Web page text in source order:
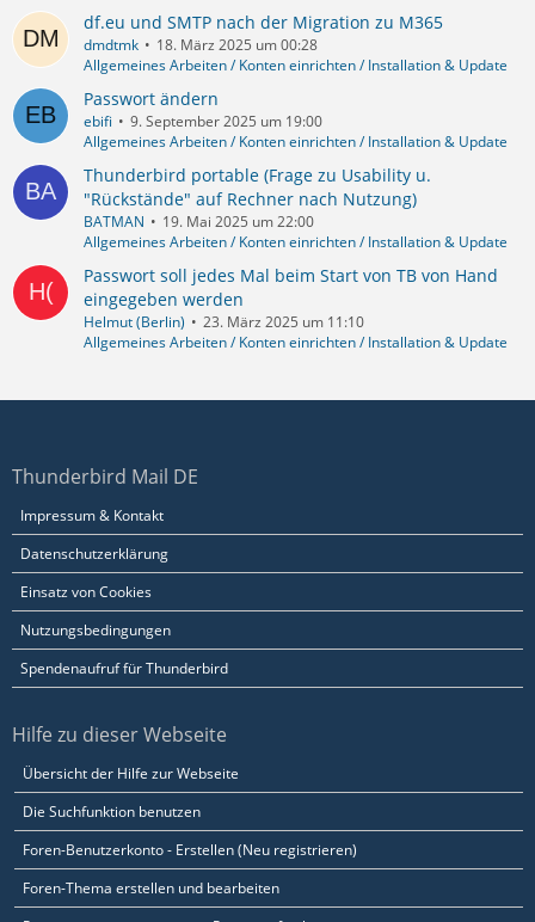
df.eu und SMTP nach der Migration zu M365
dmdtmk
18. März 2025 um 00:28
Allgemeines Arbeiten / Konten einrichten / Installation & Update
Passwort ändern
ebifi
9. September 2025 um 19:00
Allgemeines Arbeiten / Konten einrichten / Installation & Update
Thunderbird portable (Frage zu Usability u.
"Rückstände" auf Rechner nach Nutzung)
BATMAN
19. Mai 2025 um 22:00
Allgemeines Arbeiten / Konten einrichten / Installation & Update
Passwort soll jedes Mal beim Start von TB von Hand
eingegeben werden
Helmut (Berlin)
23. März 2025 um 11:10
Allgemeines Arbeiten / Konten einrichten / Installation & Update
Thunderbird Mail DE
Impressum & Kontakt
Datenschutzerklärung
Einsatz von Cookies
Nutzungsbedingungen
Spendenaufruf für Thunderbird
Hilfe zu dieser Webseite
Übersicht der Hilfe zur Webseite
Die Suchfunktion benutzen
Foren-Benutzerkonto - Erstellen (Neu registrieren)
Foren-Thema erstellen und bearbeiten